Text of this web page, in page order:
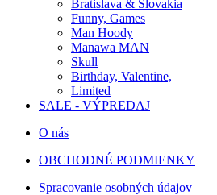
Bratislava & Slovakia
Funny, Games
Man Hoody
Manawa MAN
Skull
Birthday, Valentine,
Limited
SALE - VÝPREDAJ
O nás
OBCHODNÉ PODMIENKY
Spracovanie osobných údajov